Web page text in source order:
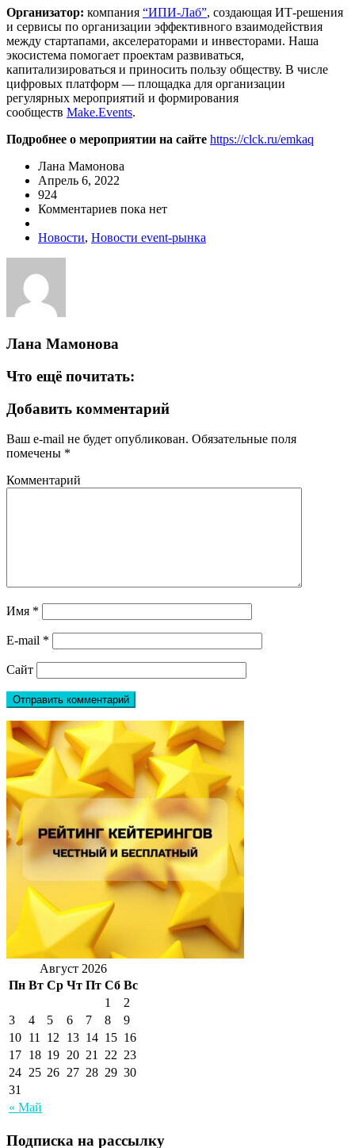
Организатор: компания “ИПИ-Лаб”, создающая ИТ-решения
и сервисы по организации эффективного взаимодействия
между стартапами, акселераторами и инвесторами. Наша
экосистема помогает проектам развиваться,
капитализироваться и приносить пользу обществу. В числе
цифровых платформ — площадка для организации
регулярных мероприятий и формирования
сообществ Make.Events.
Подробнее о мероприятии на сайте https://clck.ru/emkaq
Лана Мамонова
Апрель 6, 2022
924
Комментариев пока нет
Новости, Новости event-рынка
Лана Мамонова
Что ещё почитать:
Добавить комментарий
Ваш e-mail не будет опубликован. Обязательные поля
помечены *
Комментарий
Имя *
E-mail *
Сайт
Август 2026
Пн Вт Ср Чт Пт Сб Вс
« Май
1
2
3
4 5 6 7 8
9
10 11 12 13 14 15 16
17 18 19 20 21 22 23
24 25 26 27 28 29 30
31
Подписка на рассылку